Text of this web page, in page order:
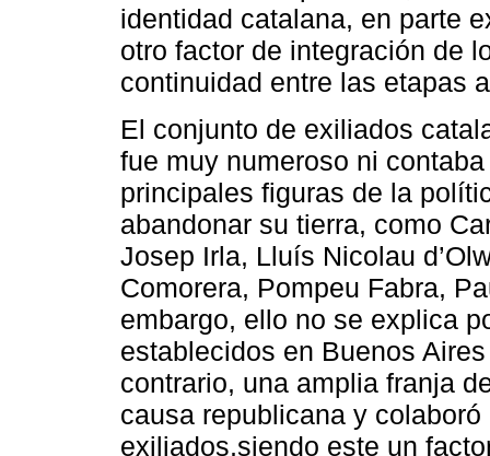
identidad catalana, en parte
otro factor de integración de
continuidad entre las etapas
El conjunto de exiliados
fue muy numeroso ni
principales figuras de la
abandonar su tierra, como
Josep Irla, Lluís Nicolau
Comorera, Pompeu Fabra,
embargo, ello no se explica
establecidos en Buenos
contrario, una amplia franja
causa republicana y
exiliados,siendo este un